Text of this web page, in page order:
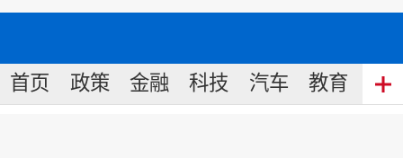
首页 政策 金融 科技 汽车 教育 食